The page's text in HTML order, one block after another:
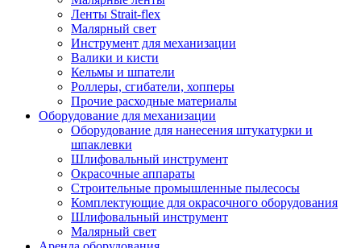
Ленты Strait-flex
Малярный свет
Инструмент для механизации
Валики и кисти
Кельмы и шпатели
Роллеры, сгибатели, хопперы
Прочие расходные материалы
Оборудование для механизации
Оборудование для нанесения штукатурки и
шпаклевки
Шлифовальный инструмент
Окрасочные аппараты
Строительные промышленные пылесосы
Комплектующие для окрасочного оборудования
Шлифовальный инструмент
Малярный свет